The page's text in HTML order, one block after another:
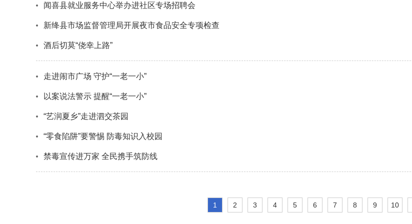
闻喜县就业服务中心举办进社区专场招聘会
新绛县市场监督管理局开展夜市食品安全专项检查
酒后切莫“侥幸上路”
走进闹市广场 守护“一老一小”
以案说法警示 提醒“一老一小”
“艺润夏乡”走进泗交茶园
“零食陷阱”要警惕 防毒知识入校园
禁毒宣传进万家 全民携手筑防线
1 2 3 4 5 6 7 8 9 10